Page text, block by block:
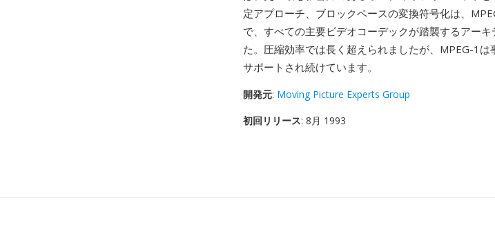
定アプローチ、ブロックベースの変換符号化は、
で、すべての主要ビデオコーデックが踏襲するアー
た。圧縮効率では長く超えられましたが、MPEG-1
サポートされ続けています。
開発元: Moving Picture Experts Group
初回リリース: 8月 1993